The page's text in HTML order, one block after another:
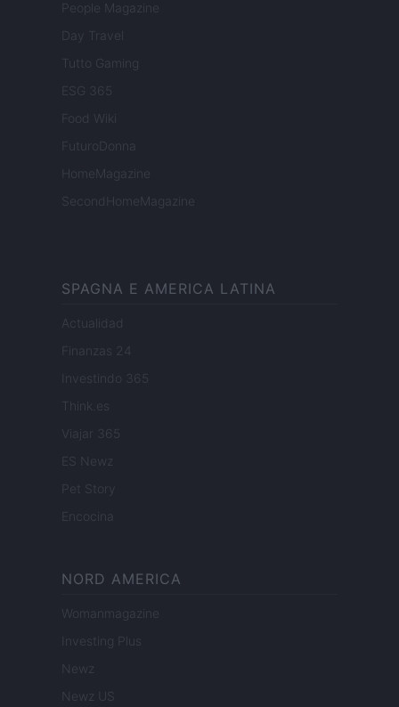
People Magazine
Day Travel
Tutto Gaming
ESG 365
Food Wiki
FuturoDonna
HomeMagazine
SecondHomeMagazine
SPAGNA E AMERICA LATINA
Actualidad
Finanzas 24
Investindo 365
Think.es
Viajar 365
ES Newz
Pet Story
Encocina
NORD AMERICA
Womanmagazine
Investing Plus
Newz
Newz US